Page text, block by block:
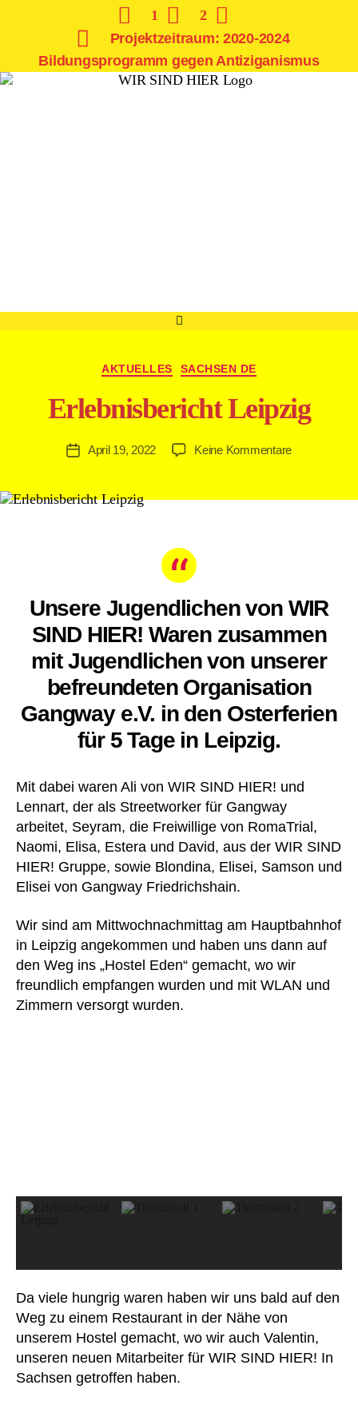
1
2
Projektzeitraum: 2020-2024
Bildungsprogramm gegen Antiziganismus
AKTUELLES SACHSEN DE
Erlebnisbericht Leipzig
n
W
Si
d
A
April 19, 2022 Keine Kommentare
Unsere Jugendlichen von WIR
SIND HIER! Waren zusammen
mit Jugendlichen von unserer
befreundeten Organisation
Gangway e.V. in den Osterferien
für 5 Tage in Leipzig.
Mit dabei waren Ali von WIR SIND HIER! und
Lennart, der als Streetworker für Gangway
arbeitet, Seyram, die Freiwillige von RomaTrial,
Naomi, Elisa, Estera und David, aus der WIR SIND
HIER! Gruppe, sowie Blondina, Elisei, Samson und
Elisei von Gangway Friedrichshain.
Wir sind am Mittwochnachmittag am Hauptbahnhof
in Leipzig angekommen und haben uns dann auf
den Weg ins „Hostel Eden“ gemacht, wo wir
freundlich empfangen wurden und mit WLAN und
Zimmern versorgt wurden.
Da viele hungrig waren haben wir uns bald auf den
Weg zu einem Restaurant in der Nähe von
unserem Hostel gemacht, wo wir auch Valentin,
unseren neuen Mitarbeiter für WIR SIND HIER! In
Sachsen getroffen haben.